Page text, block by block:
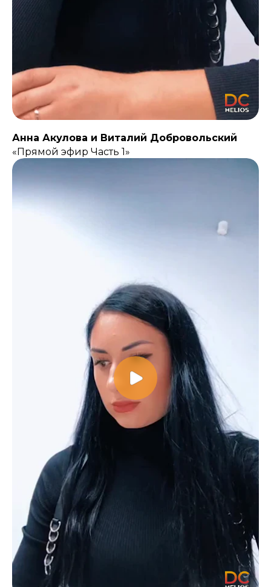
Анна Акулова и Виталий Добровольский
«Прямой эфир Часть 1»